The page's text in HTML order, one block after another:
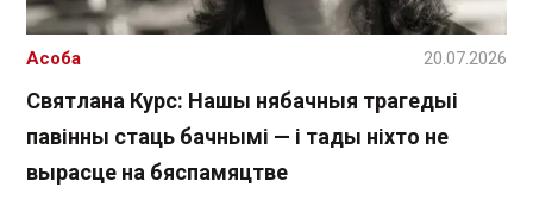
Святлана Курс: Нашы нябачныя трагедыі
павінны стаць бачнымі — і тады ніхто не
вырасце на бяспамяцтве
Асоба 20.07.2026